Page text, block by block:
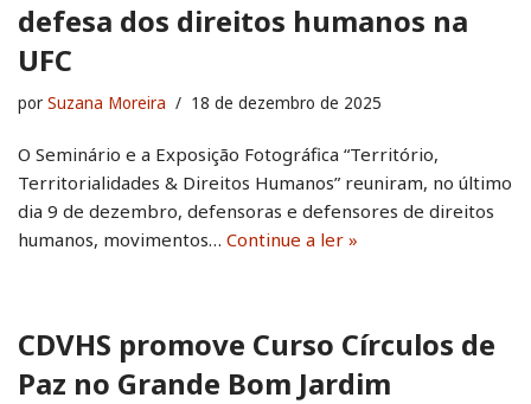
defesa dos direitos humanos na
UFC
por Suzana Moreira 18 de dezembro de 2025
O Seminário e a Exposição Fotográfica “Território,
Territorialidades & Direitos Humanos” reuniram, no último
dia 9 de dezembro, defensoras e defensores de direitos
humanos, movimentos… Continue a ler »
CDVHS promove Curso Círculos de
Paz no Grande Bom Jardim